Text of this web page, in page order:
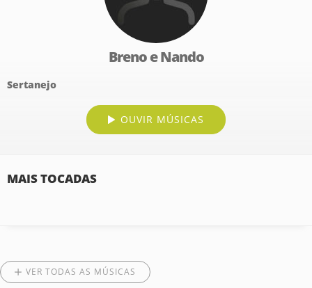
Breno e Nando
Sertanejo
OUVIR MÚSICAS
MAIS TOCADAS
VER TODAS AS MÚSICAS